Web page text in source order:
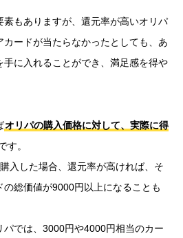
素もありますが、還元率が高いオリパ
ードが当たらなかったとしても、あ
手に入れることができ、満足感を得や
オリパの購入価格に対して、実際に得
す。
入した場合、還元率が高ければ、そ
総価値が9000円以上になることも
パでは、3000円や4000円相当のカー